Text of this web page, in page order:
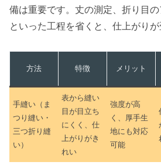
備は重要です。丈の測定、折り目
といった工程を省くと、仕上がりが
方法 特徴 メリット
手縫い（ま
つり縫い・
三つ折り縫
い）
表から縫い
目が目立ち
にくく、仕
上がりがき
れい
強度が高
く、厚手生
地にも対応
可能